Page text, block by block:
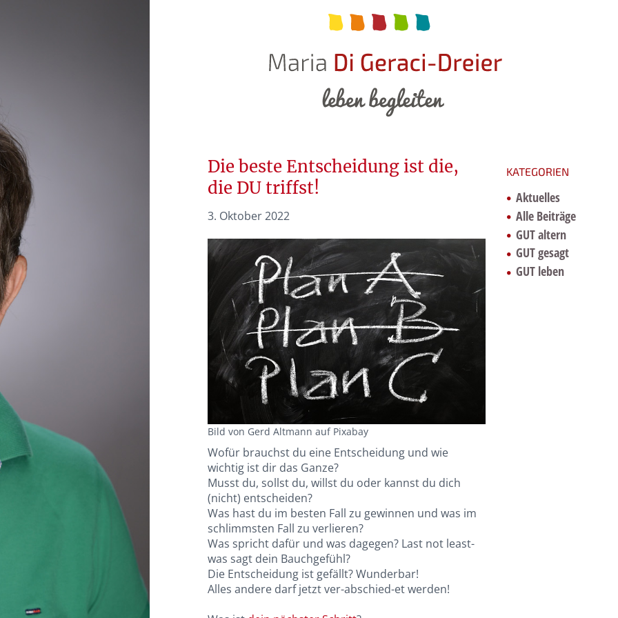
Die beste Entscheidung ist die,
die DU triffst!
3. Oktober 2022
Bild von Gerd Altmann auf Pixabay
Wofür brauchst du eine Entscheidung und wie
wichtig ist dir das Ganze?
Musst du, sollst du, willst du oder kannst du dich
(nicht) entscheiden?
Was hast du im besten Fall zu gewinnen und was im
schlimmsten Fall zu verlieren?
Was spricht dafür und was dagegen? Last not least-
was sagt dein Bauchgefühl?
Die Entscheidung ist gefällt? Wunderbar!
Alles andere darf jetzt ver-abschied-et werden!
KATEGORIEN
Aktuelles
Alle Beiträge
GUT altern
GUT gesagt
GUT leben